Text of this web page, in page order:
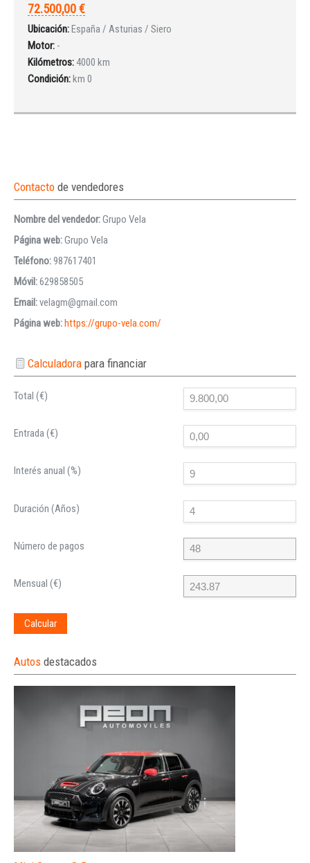
72.500,00 €
Ubicación:España / Asturias / Siero
Motor: -
Kilómetros:4000 km
Condición:km 0
Contacto de vendedores
Nombre del vendedor:Grupo Vela
Página web:Grupo Vela
Teléfono:987617401
Móvil:629858505
Email:velagm@gmail.com
Página web:https://grupo-vela.com/
Calculadorapara financiar
Total (€)
Entrada (€)
Interés anual (%)
Duración (Años)
Número de pagos
Mensual (€)
Calcular
Autos destacados